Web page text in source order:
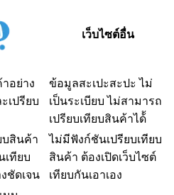
เว็บไซต์อื่น
อย่าง
เปรียบ
ข้อมูลสะเปะสะปะ ไม่
เป็นระเบียบ ไม่สามารถ
เปรียบเทียบสินค้าได้้
บสินค้า
เทียบ
ชัดเจน
ไม่มีฟังก์ชันเปรียบเทียบ
สินค้า ต้องเปิดเว็บไซต์
เทียบกันเอาเอง